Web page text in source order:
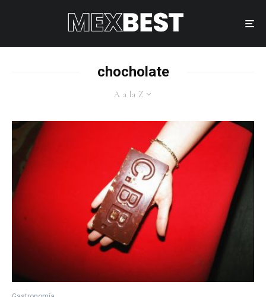
chocholate
A a la Z